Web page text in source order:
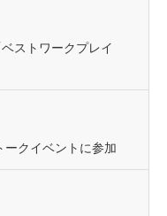
ストワークプレイ
ークイベントに参加